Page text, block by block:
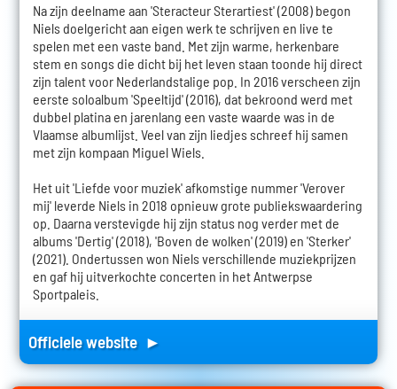
Na zijn deelname aan 'Steracteur Sterartiest' (2008) begon
Niels doelgericht aan eigen werk te schrijven en live te
spelen met een vaste band. Met zijn warme, herkenbare
stem en songs die dicht bij het leven staan toonde hij direct
zijn talent voor Nederlandstalige pop. In 2016 verscheen zijn
eerste soloalbum 'Speeltijd' (2016), dat bekroond werd met
dubbel platina en jarenlang een vaste waarde was in de
Vlaamse albumlijst. Veel van zijn liedjes schreef hij samen
met zijn kompaan Miguel Wiels.
Het uit 'Liefde voor muziek' afkomstige nummer 'Verover
mij' leverde Niels in 2018 opnieuw grote publiekswaardering
op. Daarna verstevigde hij zijn status nog verder met de
albums 'Dertig' (2018), 'Boven de wolken' (2019) en 'Sterker'
(2021). Ondertussen won Niels verschillende muziekprijzen
en gaf hij uitverkochte concerten in het Antwerpse
Sportpaleis.
Officiele website ►